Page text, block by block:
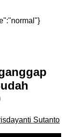
Sutanto